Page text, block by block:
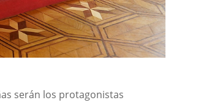
serán los protagonistas